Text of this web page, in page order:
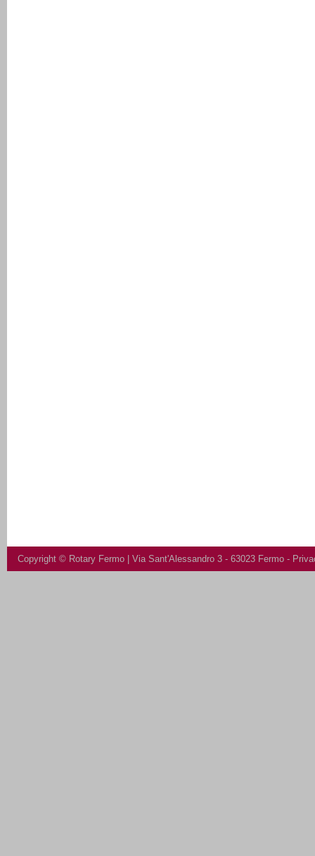
Copyright © Rotary Fermo | Via Sant'Alessandro 3 - 63023 Fermo -